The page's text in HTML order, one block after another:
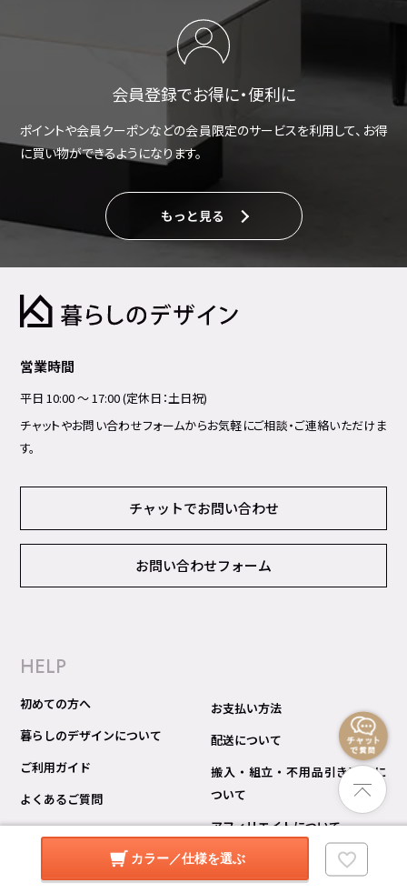
カラー／仕様を選ぶ
会員登録でお得に・便利に
ポイントや会員クーポンなどの会員限定のサービスを利用して、お得
に買い物ができるようになります。
もっと見る
営業時間
平日 10:00 ～ 17:00 (定休日：土日祝)
チャットやお問い合わせフォームからお気軽にご相談・ご連絡いただけま
す。
チャットでお問い合わせ
お問い合わせフォーム
HELP
初めての方へ
暮らしのデザインについて
ご利用ガイド
よくあるご質問
チャットサポートについて
お支払い方法
配送について
搬入・組立・不用品引き取りに
ついて
アフィリエイトについて